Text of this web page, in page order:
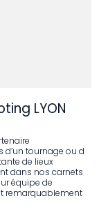
LYON
d’un tournage ou d
de lieux
dans nos carnets
équipe de
remarquablement